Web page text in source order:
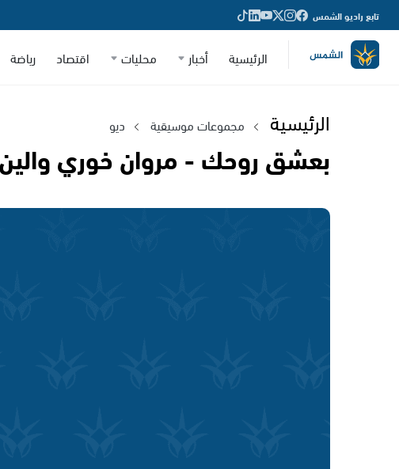
تابع راديو الشمس
الرئيسية أخبار محليات اقتصاد رياضة
الرئيسية مجموعات موسيقية ديو
بعشق روحك - مروان خوري